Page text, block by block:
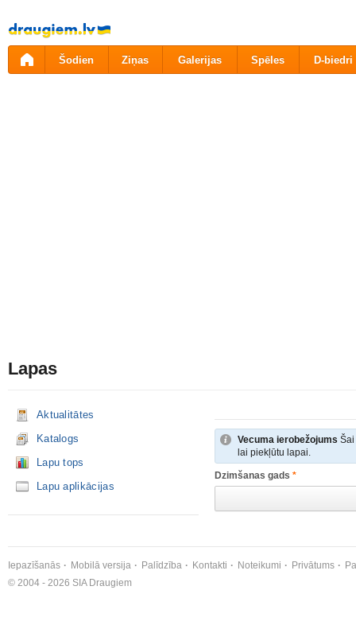
Pāriet
uz
saturu
Šodien Ziņas Galerijas Spēles D-biedri
Lapas
Aktualitātes
Katalogs
Lapu tops
Lapu aplikācijas
Vecuma ierobežojums Šai
lai piekļūtu lapai.
Dzimšanas gads *
Iepazīšanās Mobilā versija Palīdzība Kontakti Noteikumi Privātums
© 2004 - 2026 SIA Draugiem